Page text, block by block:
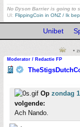
No Dyson Barrier is going to
UI: FlippingCoin in ONZ / Ik
Unibet
•
Moderator / Redactie FP
Op zondag
volgende:
Ach Nando.